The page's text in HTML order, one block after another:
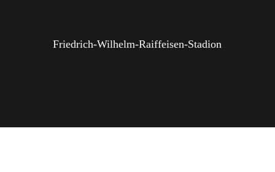
Friedrich-Wilhelm-Raiffeisen-Stadion